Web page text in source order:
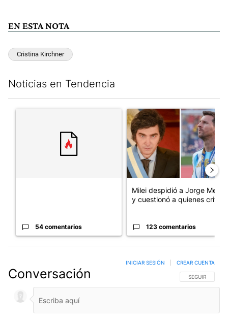
EN ESTA NOTA
Cristina Kirchner
Noticias en Tendencia
Un artículo de tendencia con el título "" con 54 comentarios.
54 comentarios
Un artículo de tendencia con
Milei despidió a Jorge Messi
y cuestionó a quienes crit...
123 comentarios
Conversación SIGA ESTA
SEGUIR
INICIAR SESIÓN CREAR CUENTA